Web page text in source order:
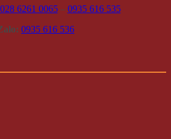
028 6261 0065– 0935 616 535
0935 616 536